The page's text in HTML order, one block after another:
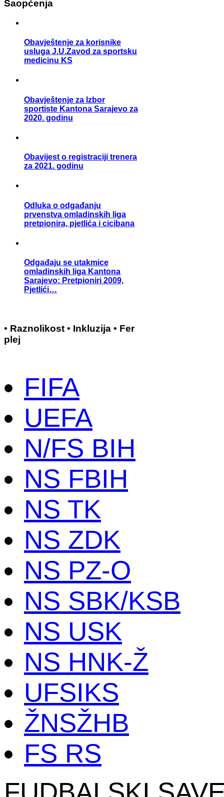
Saopćenja
Obavještenje za korisnike
usluga J.U.Zavod za sportsku
medicinu KS
Obavještenje za Izbor
sportiste Kantona Sarajevo za
2020. godinu
Obavijest o registraciji trenera
za 2021. godinu
Odluka o odgađanju
prvenstva omladinskih liga
pretpionira, pjetlića i cicibana
Odgađaju se utakmice
omladinskih liga Kantona
Sarajevo: Pretpioniri 2009,
Pjetlići…
• Raznolikost • Inkluzija • Fer
plej
FIFA
UEFA
N/FS BIH
NS FBIH
NS TK
NS ZDK
NS PZ-O
NS SBK/KSB
NS USK
NS HNK-Ž
UFSIKS
ŽNSŽHB
FS RS